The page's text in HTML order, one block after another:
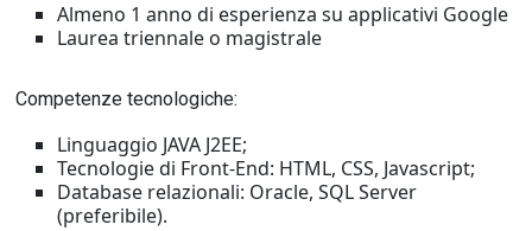
Almeno 1 anno di esperienza su applicativi Google
Laurea triennale o magistrale
Competenze tecnologiche:
Linguaggio JAVA J2EE;
Tecnologie di Front-End: HTML, CSS, Javascript;
Database relazionali: Oracle, SQL Server
(preferibile).